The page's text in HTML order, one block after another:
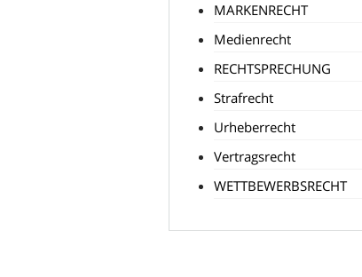
MARKENRECHT
Medienrecht
RECHTSPRECHUNG
Strafrecht
Urheberrecht
Vertragsrecht
WETTBEWERBSRECHT